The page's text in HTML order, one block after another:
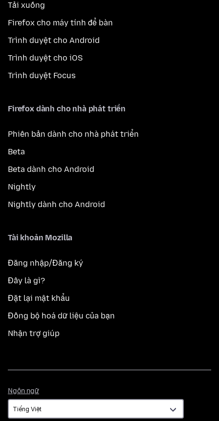
Tải xuống
Firefox cho máy tính để bàn
Trình duyệt cho Android
Trình duyệt cho iOS
Trình duyệt Focus
Firefox dành cho nhà phát triển
Phiên bản dành cho nhà phát triển
Beta
Beta dành cho Android
Nightly
Nightly dành cho Android
Tài khoản Mozilla
Đăng nhập/Đăng ký
Đây là gì?
Đặt lại mật khẩu
Đồng bộ hoá dữ liệu của bạn
Nhận trợ giúp
Ngôn ngữ
ngữ